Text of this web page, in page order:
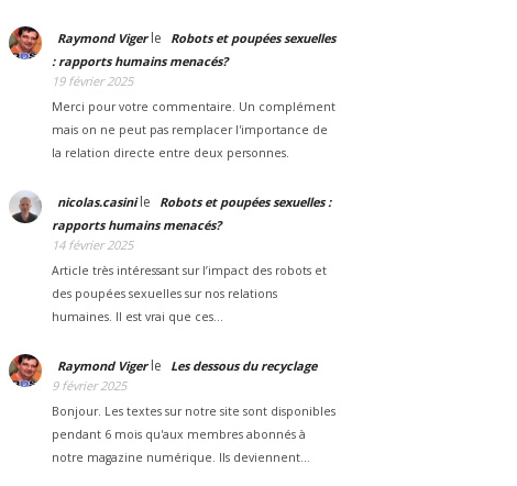
Raymond Vigerle
Robots et poupées sexuelles
: rapports humains menacés?
19 février 2025
Merci pour votre commentaire. Un complément
mais on ne peut pas remplacer l'importance de
la relation directe entre deux personnes.
nicolas.casinile
Robots et poupées sexuelles :
rapports humains menacés?
14 février 2025
Article très intéressant sur l’impact des robots et
des poupées sexuelles sur nos relations
humaines. Il est vrai que ces…
Raymond Vigerle
Les dessous du recyclage
9 février 2025
Bonjour. Les textes sur notre site sont disponibles
pendant 6 mois qu'aux membres abonnés à
notre magazine numérique. Ils deviennent…